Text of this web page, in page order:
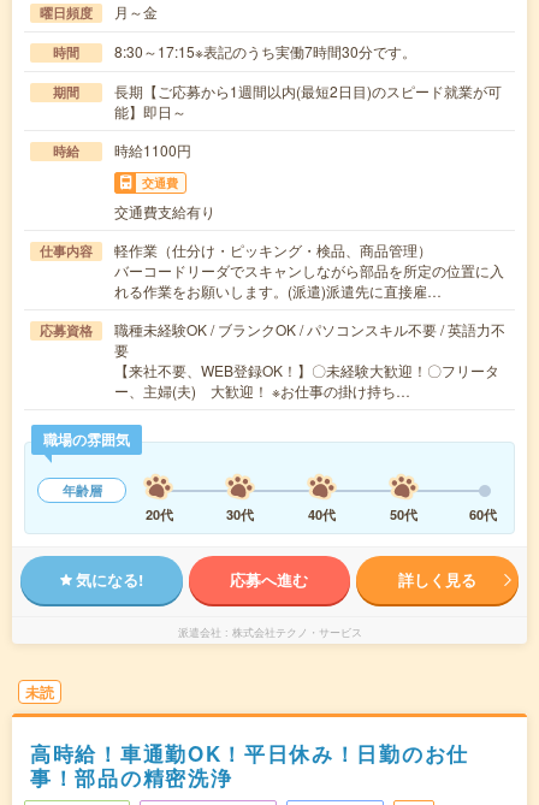
曜日頻度 月～金
時間 8:30～17:15※表記のうち実働7時間30分です。
期間
長期【ご応募から1週間以内(最短2日目)のスピード就業が可
能】即日～
時給 時給1100円
交通費
交通費支給有り
仕事内容
軽作業（仕分け・ピッキング・検品、商品管理）
バーコードリーダでスキャンしながら部品を所定の位置に入
れる作業をお願いします。(派遣)派遣先に直接雇…
応募資格
職種未経験OK / ブランクOK / パソコンスキル不要 / 英語力不
要
【来社不要、WEB登録OK！】〇未経験大歓迎！〇フリータ
ー、主婦(夫) 大歓迎！ ※お仕事の掛け持ち…
職場の雰囲気
年齢層
20代
30代 40代 50代 60代
気になる! 応募へ進む 詳しく見る
派遣会社 株式会社テクノ・サービス
未読
高時給！車通勤OK！平日休み！日勤のお仕
事！部品の精密洗浄